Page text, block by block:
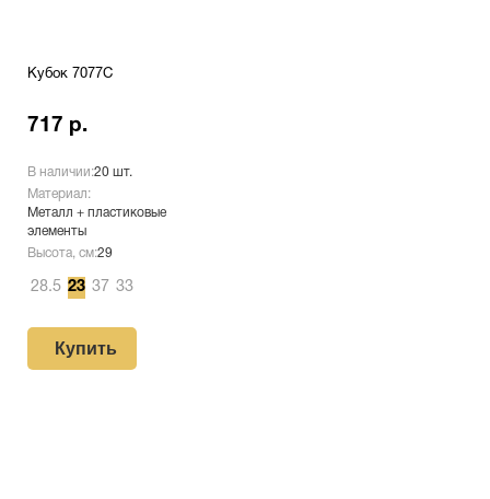
Кубок 7077C
717 р.
В наличии:20 шт.
Материал:
Металл + пластиковые
элементы
Высота, см:29
28.5 23 37 33
Купить